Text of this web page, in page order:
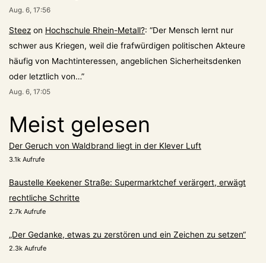
Aug. 6, 17:56
Steez on Hochschule Rhein-Metall?: “Der Mensch lernt nur
schwer aus Kriegen, weil die frafwürdigen politischen Akteure
häufig von Machtinteressen, angeblichen Sicherheitsdenken
oder letztlich von…”
Aug. 6, 17:05
Meist gelesen
Der Geruch von Waldbrand liegt in der Klever Luft
3.1k Aufrufe
Baustelle Keekener Straße: Supermarktchef verärgert, erwägt
rechtliche Schritte
2.7k Aufrufe
„Der Gedanke, etwas zu zerstören und ein Zeichen zu setzen“
2.3k Aufrufe